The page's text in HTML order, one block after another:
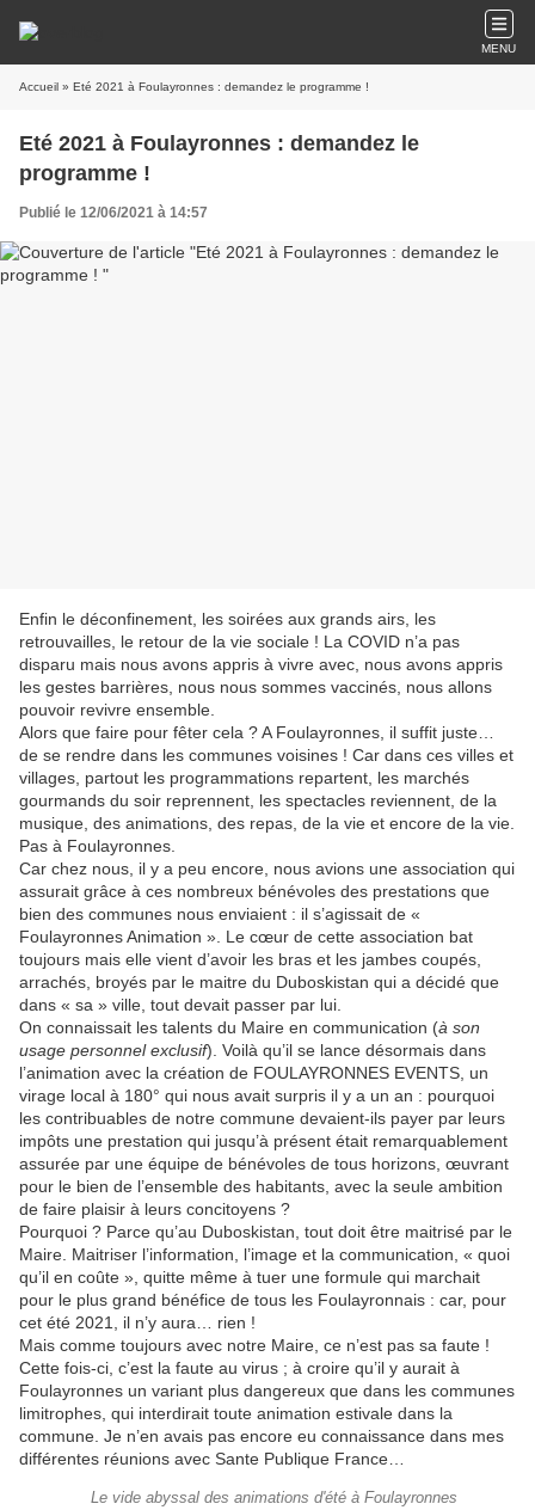
MENU
Accueil » Eté 2021 à Foulayronnes : demandez le programme !
Eté 2021 à Foulayronnes : demandez le
programme !
Publié le 12/06/2021 à 14:57
Enfin le déconfinement, les soirées aux grands airs, les
retrouvailles, le retour de la vie sociale ! La COVID n’a pas
disparu mais nous avons appris à vivre avec, nous avons appris
les gestes barrières, nous nous sommes vaccinés, nous allons
pouvoir revivre ensemble.
Alors que faire pour fêter cela ? A Foulayronnes, il suffit juste…
de se rendre dans les communes voisines ! Car dans ces villes et
villages, partout les programmations repartent, les marchés
gourmands du soir reprennent, les spectacles reviennent, de la
musique, des animations, des repas, de la vie et encore de la vie.
Pas à Foulayronnes.
Car chez nous, il y a peu encore, nous avions une association qui
assurait grâce à ces nombreux bénévoles des prestations que
bien des communes nous enviaient : il s’agissait de «
Foulayronnes Animation ». Le cœur de cette association bat
toujours mais elle vient d’avoir les bras et les jambes coupés,
arrachés, broyés par le maitre du Duboskistan qui a décidé que
dans « sa » ville, tout devait passer par lui.
On connaissait les talents du Maire en communication (à son
usage personnel exclusif). Voilà qu’il se lance désormais dans
l’animation avec la création de FOULAYRONNES EVENTS, un
virage local à 180° qui nous avait surpris il y a un an : pourquoi
les contribuables de notre commune devaient-ils payer par leurs
impôts une prestation qui jusqu’à présent était remarquablement
assurée par une équipe de bénévoles de tous horizons, œuvrant
pour le bien de l’ensemble des habitants, avec la seule ambition
de faire plaisir à leurs concitoyens ?
Pourquoi ? Parce qu’au Duboskistan, tout doit être maitrisé par le
Maire. Maitriser l’information, l’image et la communication, « quoi
qu’il en coûte », quitte même à tuer une formule qui marchait
pour le plus grand bénéfice de tous les Foulayronnais : car, pour
cet été 2021, il n’y aura… rien !
Mais comme toujours avec notre Maire, ce n’est pas sa faute !
Cette fois-ci, c’est la faute au virus ; à croire qu’il y aurait à
Foulayronnes un variant plus dangereux que dans les communes
limitrophes, qui interdirait toute animation estivale dans la
commune. Je n’en avais pas encore eu connaissance dans mes
différentes réunions avec Sante Publique France…
Le vide abyssal des animations d'été à Foulayronnes